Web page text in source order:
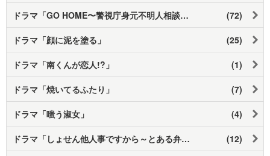
ドラマ「GO HOME〜警視庁身元不明人相談室〜」 (72)
ドラマ「顔に泥を塗る」 (25)
ドラマ「南くんが恋人!?」 (1)
ドラマ「焼いてるふたり」 (7)
ドラマ「嗤う淑女」 (4)
ドラマ「しょせん他人事ですから～とある弁護士の本音の仕事～」 (12)